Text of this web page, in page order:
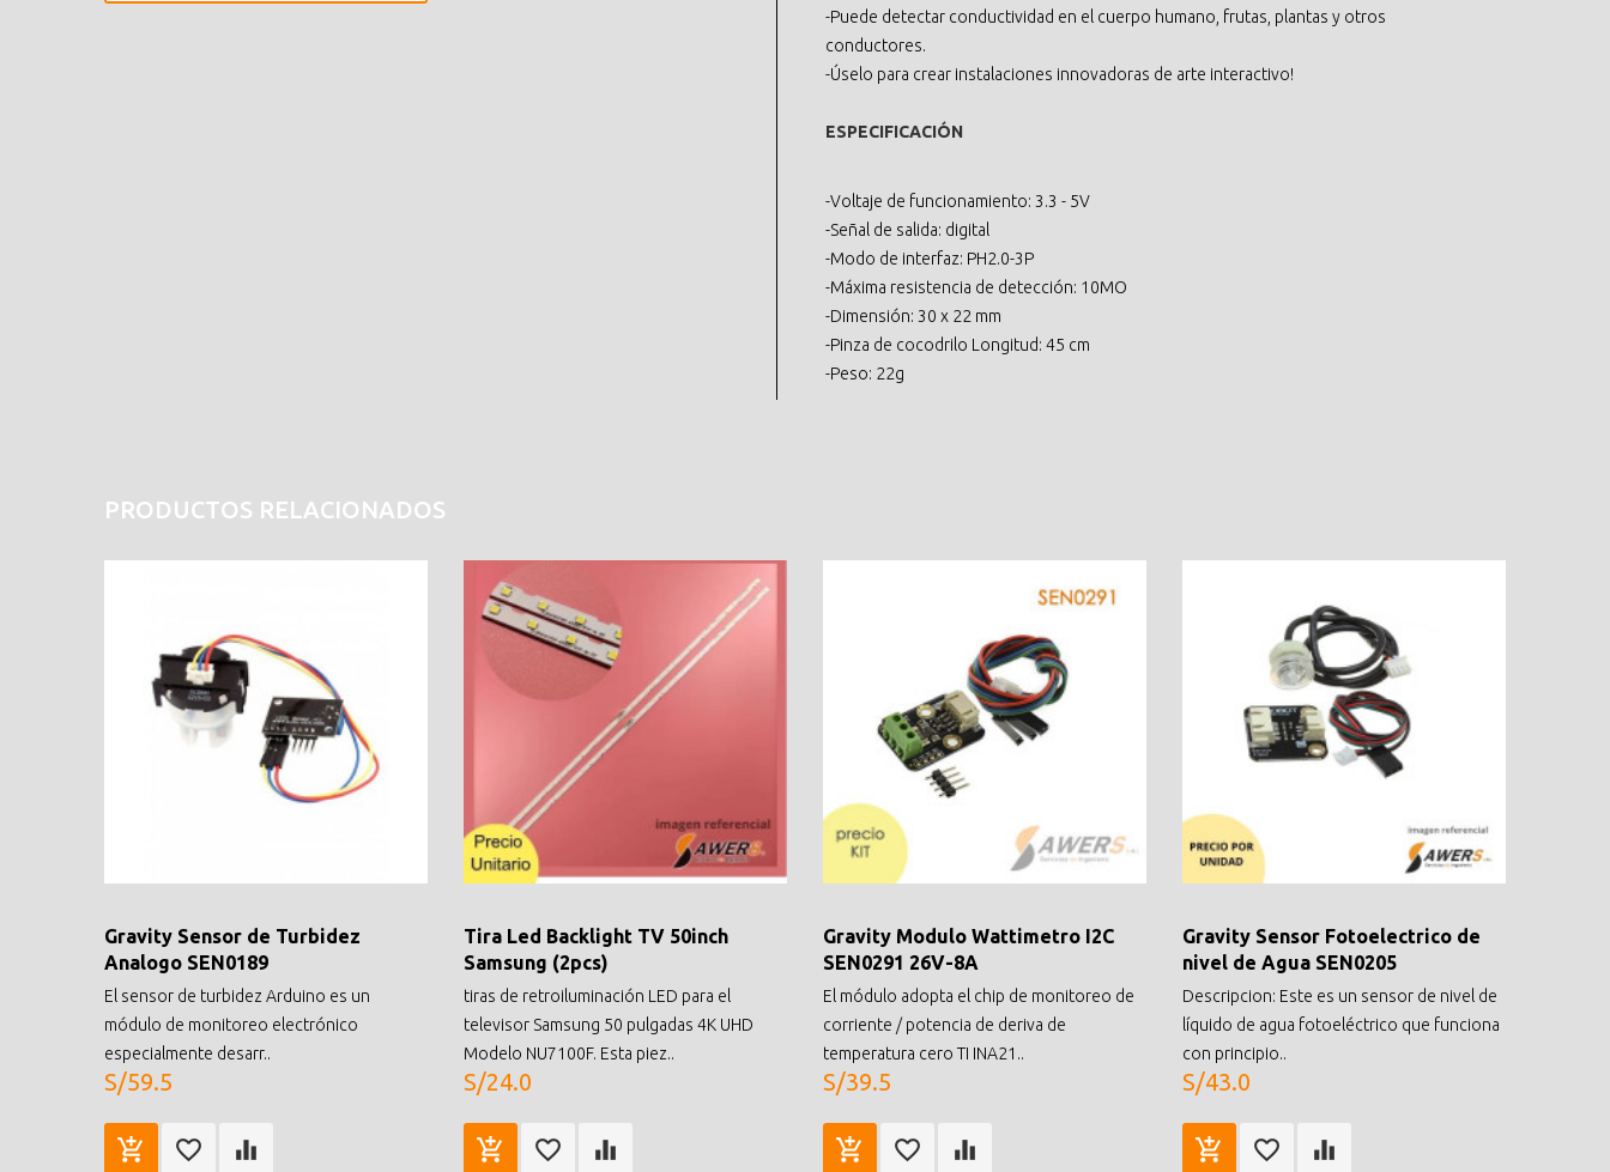
-Puede detectar conductividad en el cuerpo humano, frutas, plantas y otros
conductores.
-Úselo para crear instalaciones innovadoras de arte interactivo!
ESPECIFICACIÓN
-Voltaje de funcionamiento: 3.3 - 5V
-Señal de salida: digital
-Modo de interfaz: PH2.0-3P
-Máxima resistencia de detección: 10MO
-Dimensión: 30 x 22 mm
-Pinza de cocodrilo Longitud: 45 cm
-Peso: 22g
PRODUCTOS RELACIONADOS
Gravity Sensor de Turbidez
Analogo SEN0189
El sensor de turbidez Arduino es un
módulo de monitoreo electrónico
especialmente desarr..
S/59.5
Tira Led Backlight TV 50inch
Samsung (2pcs)
tiras de retroiluminación LED para el
televisor Samsung 50 pulgadas 4K UHD
Modelo NU7100F. Esta piez..
S/24.0
Gravity Modulo Wattimetro I2C
SEN0291 26V-8A
El módulo adopta el chip de monitoreo de
corriente / potencia de deriva de
temperatura cero TI INA21..
S/39.5
Gravity Sensor Fotoelectrico de
nivel de Agua SEN0205
Descripcion: Este es un sensor de nivel de
líquido de agua fotoeléctrico que funciona
con principio..
S/43.0